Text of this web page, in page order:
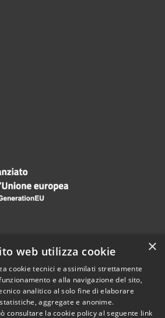
Copyright © 2026 • Comune di
×
web utilizza cookie
cookie tecnici e assimilati strettamente
e alla navigazione del sito,
analitico al solo fine di elaborare
aggregate e anonime.
consultare la cookie policy al seguente link